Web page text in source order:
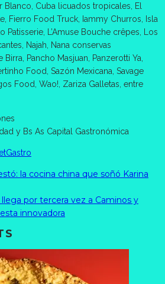
Blanco, Cuba licuados tropicales, El
Fierro Food Truck, Iammy Churros, Isla
Patisserie, L’Amuse Bouche crêpes, Los
Najah, Nana conservas
Pancho Masjuan, Panzerotti Ya,
Food, Sazón Mexicana, Savage
Food, Wao!, Zariza Galletas, entre
y Bs As Capital Gastronómica
Gastro
la cocina china que soñó Karina
por tercera vez a Caminos y
innovadora